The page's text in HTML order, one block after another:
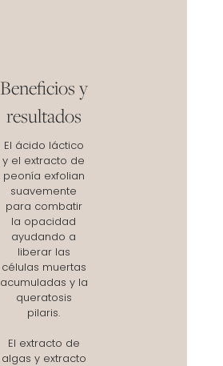
Beneficios y
resultados
El ácido láctico
y el extracto de
peonía exfolian
suavemente
para combatir
la opacidad
ayudando a
liberar las
células muertas
acumuladas y la
queratosis
pilaris.
El extracto de
algas y extracto